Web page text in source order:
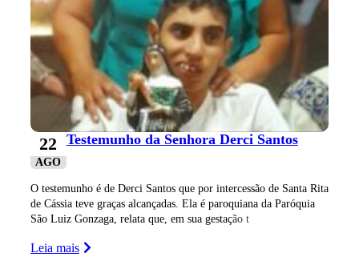
22
AGO
Testemunho da Senhora Derci Santos
O testemunho é de Derci Santos que por intercessão de Santa Rita
de Cássia teve graças alcançadas. Ela é paroquiana da Paróquia
São Luiz Gonzaga, relata que, em sua gestação t
Leia mais